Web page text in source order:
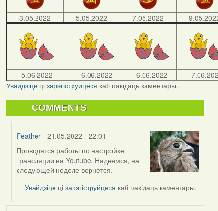
3.05.2022 5.05.2022 7.05.2022
5.06.2022 6.06.2022 6.06.2022
Увайдзіцеці зарэгіструйцеся каб пакідаць каментары.
COMMENTS
Feather - 21.05.2022 - 22:01
In
reply
to
Проводятся работы по настройке
трансляции на Youtube. Надеемся, на
следующей неделе вернётся.
Увайдзіце цізарэгіструйцеся каб пакідаць каментары.